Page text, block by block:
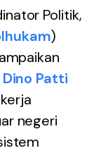
Politik,
)
Dino Patti
negeri